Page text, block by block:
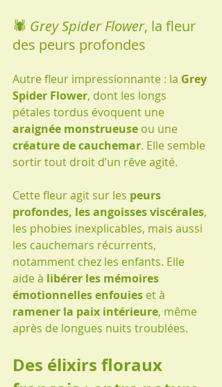
🕷️ Grey Spider Flower, la fleur
des peurs profondes
Autre fleur impressionnante : la Grey
Spider Flower, dont les longs
pétales tordus évoquent une
araignée monstrueuse ou une
créature de cauchemar. Elle semble
sortir tout droit d’un rêve agité.
Cette fleur agit sur les peurs
profondes, les angoisses viscérales,
les phobies inexplicables, mais aussi
les cauchemars récurrents,
notamment chez les enfants. Elle
aide à libérer les mémoires
émotionnelles enfouies et à
ramener la paix intérieure, même
après de longues nuits troublées.
Des élixirs floraux